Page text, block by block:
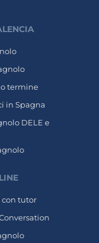
termine
in Spagna
DELE e
con tutor